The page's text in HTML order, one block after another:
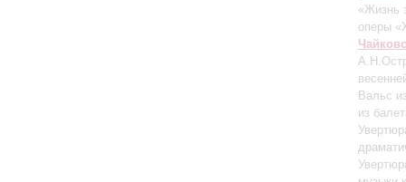
«Жизнь
оперы
Вальс
из